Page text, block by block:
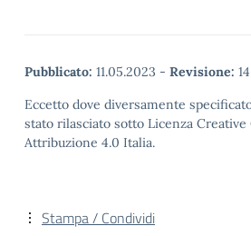
Pubblicato: 11.05.2023 - Revisione:
Eccetto dove diversamente
stato rilasciato sotto Licenza Creative
Attribuzione 4.0 Italia.
Stampa / Condividi